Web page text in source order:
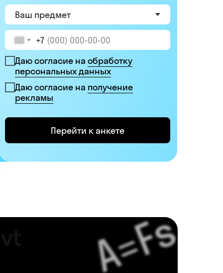
+7
Даю согласие на обработку
персональных данных
Даю согласие на получение
рекламы
Перейти к анкете